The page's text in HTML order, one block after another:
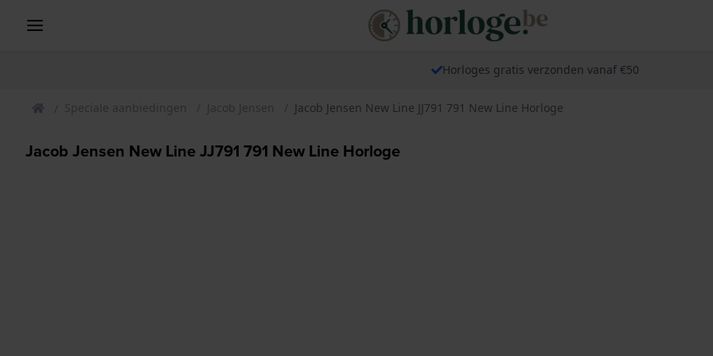
Horloges gratis verzonden vanaf €50
Speciale aanbiedingen Jacob Jensen Jacob Jensen New Line JJ791 791 New Line Horloge
Jacob Jensen New Line JJ791 791 New Line Horloge